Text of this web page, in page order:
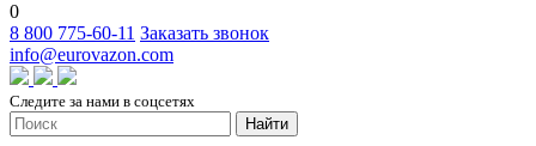
0
8 800 775-60-11 Заказать звонок
info@eurovazon.com
Следите за нами в соцсетях
Найти